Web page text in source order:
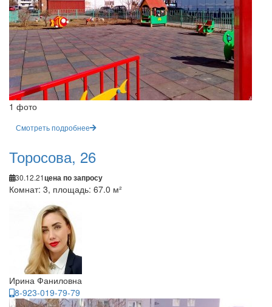
1 фото
Смотреть подробнее
Торосова, 26
30.12.21цена по запросу
Комнат: 3, площадь: 67.0 м²
Ирина Фаниловна
8-923-019-79-79